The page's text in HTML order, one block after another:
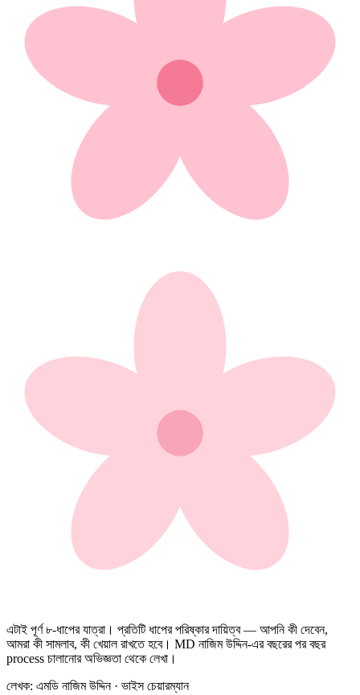
এটাই পূর্ণ ৮-ধাপের যাত্রা। প্রতিটি ধাপের পরিষ্কার দায়িত্ব — আপনি কী দেবেন,
আমরা কী সামলাব, কী খেয়াল রাখতে হবে। MD নাজিম উদ্দিন-এর বছরের পর বছর
process চালানোর অভিজ্ঞতা থেকে লেখা।
লেখক: এমডি নাজিম উদ্দিন · ভাইস চেয়ারম্যান